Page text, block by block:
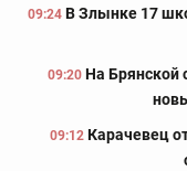
09:24 В Злынке 17
09:20 На Брянской
09:12 Карачевец